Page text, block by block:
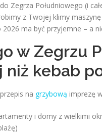
Zegrza Południowego (i
z Twojej klimy
ma być przyjemne – a
w Zegrzu
niż kebab
na grzybową imprezę
i domy z wielkimi